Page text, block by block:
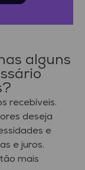
alguns
recebíveis.
deseja
e
e juros.
mais